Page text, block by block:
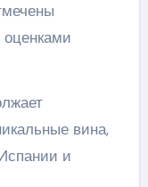
вина,
и